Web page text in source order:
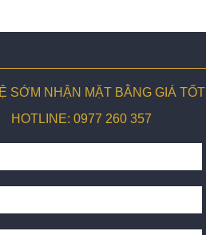
SỚM NHẬN MẶT BẰNG GIÁ TỐT
HOTLINE: 0977 260 357